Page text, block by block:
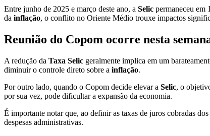
Entre junho de 2025 e março deste ano, a Selic permaneceu em
da inflação, o conflito no Oriente Médio trouxe impactos
Reunião do Copom ocorre nesta
A redução da Taxa Selic geralmente implica em um
diminuir o controle direto sobre a inflação.
Por outro lado, quando o Copom decide elevar a Selic, o
por sua vez, pode dificultar a expansão da economia.
É importante notar que, ao definir as taxas de juros cobradas
despesas administrativas.